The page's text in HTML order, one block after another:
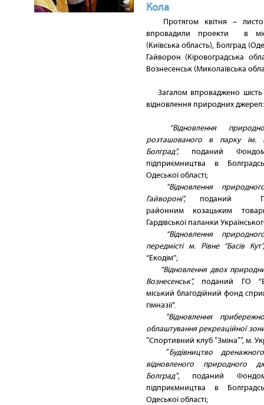
Кола
Протягом квітня –
впровадили проекти в
(Київська область), Болград
Гайворон (Кіровоградська
Вознесенськ (Миколаївська
Загалом впроваджено
відновлення природних джерел:
“Відновлення
розташованого в парку
Болград”,поданий Фондом
підприємництва в
Одеської області;
"Відновлення
Гайвороні",поданий
районним козацьким
Гардівської паланки
“Відновлення
передмісті м. Рівне “Басів
“Екодім”;
“Відновлення двох
Вознесенськ”,поданий ГО
міський благодійний фонд
гімназії”.
"Відновлення
облаштування рекреаційної
"Спортивний клуб "Зміна"", м.
"Будівництво
відновленого природного
Болград", поданий
підприємництва в
Одеської області;